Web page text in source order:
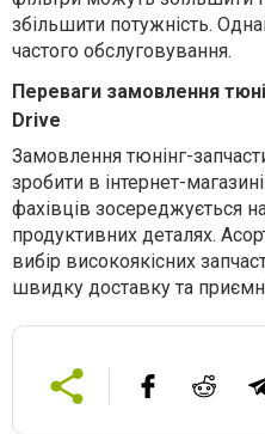
збільшити потужність.
частого обслуговування.
Переваги замовлення
Drive
Замовлення тюнінг-
зробити в інтернет-магазині
фахівців зосереджується
продуктивних деталях.
вибір високоякісних
швидку доставку та